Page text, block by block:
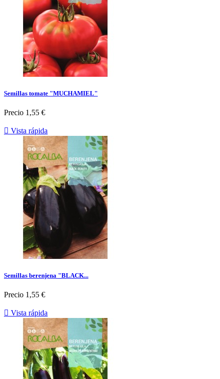
Semillas tomate "MUCHAMIEL"
Precio 1,55 €
 Vista rápida
Semillas berenjena "BLACK...
Precio 1,55 €
 Vista rápida